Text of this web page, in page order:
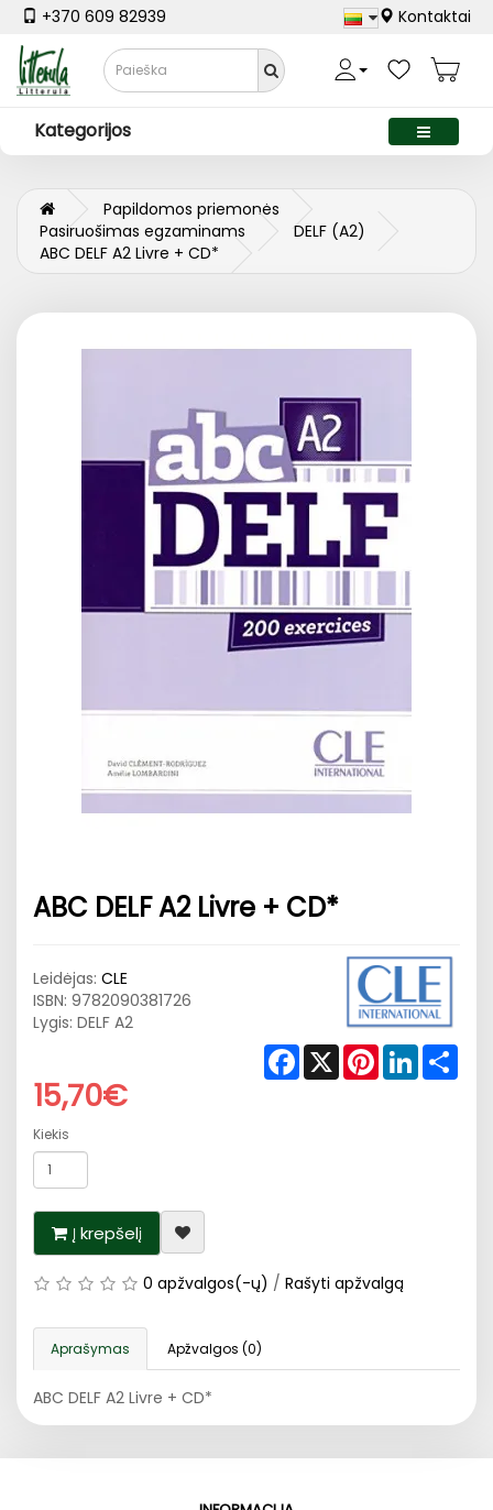
+370 609 82939 Kontaktai
Kategorijos
Papildomos priemonės
Pasiruošimas egzaminams
DELF (A2)
ABC DELF A2 Livre + CD*
ABC DELF A2 Livre + CD*
Leidėjas: CLE
ISBN: 9782090381726
Lygis: DELF A2
Facebook
X PinterestLinkedIn
15,70€
Kiekis
Į krepšelį
0 apžvalgos(-ų) / Rašyti apžvalgą
Aprašymas Apžvalgos (0)
ABC DELF A2 Livre + CD*